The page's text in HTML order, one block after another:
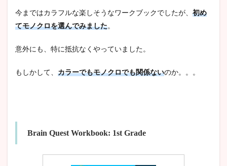
今まではカラフルな楽しそうなワークブックでしたが、 初め
てモノクロを選んでみました。
意外にも、特に抵抗なくやっていました。
もしかして、 カラーでもモノクロでも関係ないのか。。。
Brain Quest Workbook: 1st Grade